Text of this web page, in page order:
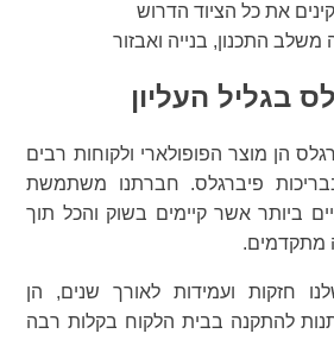
את כל הציוד הדרוש
משלב התכנון, בנייה ואבזור
בגליל העליון
הן מוצר הפופולארי ולקוחות רבים
פיברגלס. חברתנו משתמשת
ביותר אשר קיימים בשוק והכל תוך
מתקדמים.
חזקות ועמידות לאורך שנים, הן
להתקנה בבית הלקוח בקלות רבה